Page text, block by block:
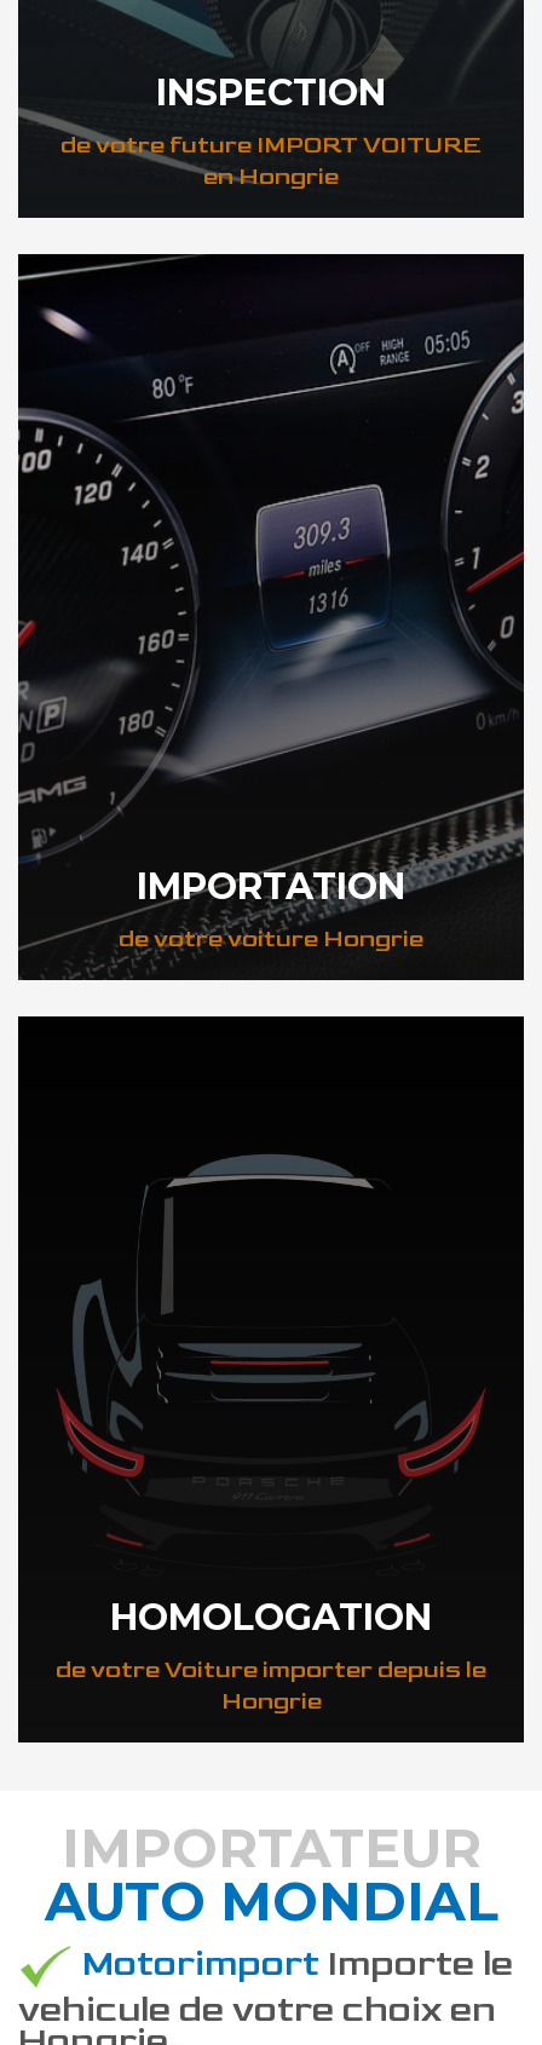
INSPECTION
de votre future IMPORT VOITURE
en Hongrie
DÉCOUVREZ VOTRE INSPECTION AUTO en Hongrie
IMPORTATION
de votre voiture Hongrie
DÉCOUVREZ NOTRE IMPORTATION AUTO en Hongrie
HOMOLOGATION
de votre Voiture importer depuis le
Hongrie
DÉCOUVREZ COMMENT
IMPORTATEUR
AUTO MONDIAL
Motorimport Importe le
vehicule de votre choix en